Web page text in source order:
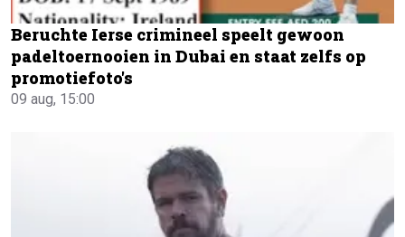
Beruchte Ierse crimineel speelt gewoon
padeltoernooien in Dubai en staat zelfs op
promotiefoto's
09 aug, 15:00